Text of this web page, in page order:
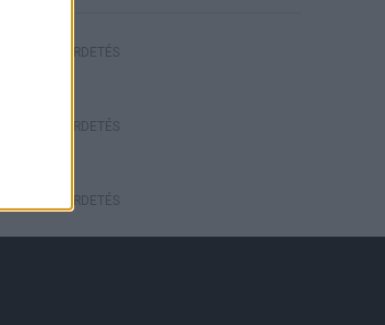
HIRDETÉS
HIRDETÉS
HIRDETÉS